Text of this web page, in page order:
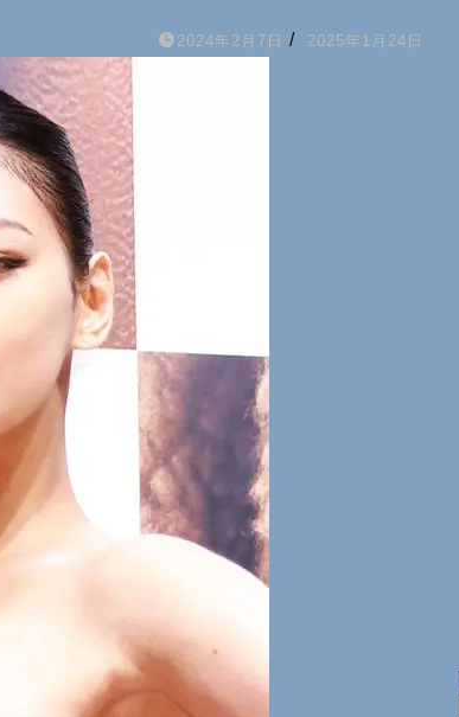
2024年2月7日 / 2025年1月24日